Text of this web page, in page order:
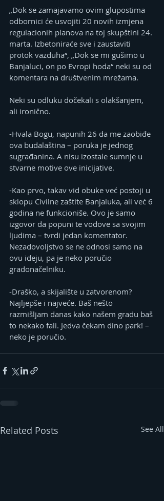
„Dok se zamajavamo ovim glupostima
odbornici će usvojiti 20 novih izmjena
regulacionih planova na toj skupštini 24.
marta. Izbetoniraće sve i zaustaviti
protok vazduha“, „Dok se mi gušimo u
Banjaluci, on po Evropi hoda“ neki su od
komentara na društvenim mrežama.
Neki su odluku dočekali s olakšanjem,
ali ironično.
-Hvala Bogu, napunih 26 da me zaobiđe
ova budalaština – poruka je jednog
sugrađanina. A nisu izostale sumnje u
stvarne motive ove inicijative.
-Kao prvo, takav vid obuke već postoji u
sklopu Civilne zaštite Banjaluka, ali već 6
godina ne funkcioniše. Ovo je samo
izgovor da popuni te vodove sa svojim
ljudima – tvrdi jedan komentator.
Nezadovoljstvo se ne odnosi samo na
ovu ideju, pa je neko poručio
gradonačelniku.
-Draško, a skijalište u zatvorenom?
Najljepše i najveće. Baš nešto
razmišljam danas kako našem gradu baš
to nekako fali. Jedva čekam dino park! –
neko je poručio.
Related Posts See All